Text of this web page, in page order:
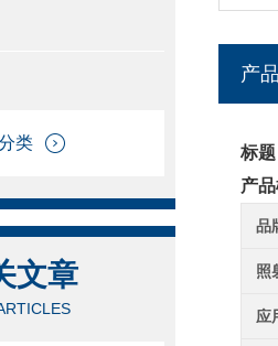
类
文章
产
标
产
品
照
应